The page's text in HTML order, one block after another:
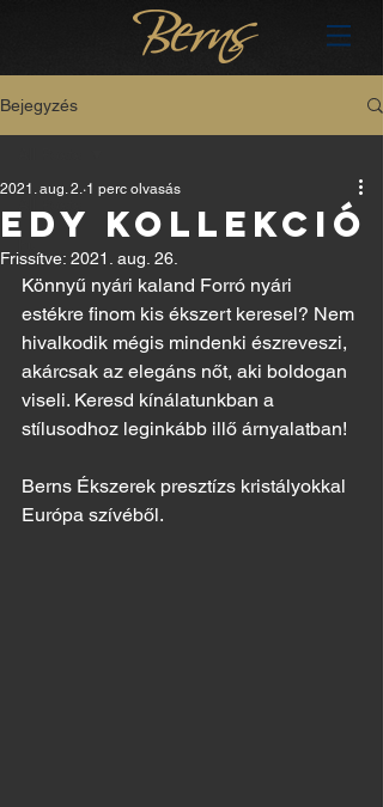
Bejegyzés
EDY KOLLEKCIÓ
2021. aug. 2. 1 perc olvasás
Frissítve: 2021. aug. 26.
Könnyű nyári kaland Forró nyári
estékre finom kis ékszert keresel? Nem
hivalkodik mégis mindenki észreveszi,
akárcsak az elegáns nőt, aki boldogan
viseli. Keresd kínálatunkban a
stílusodhoz leginkább illő árnyalatban!
Berns Ékszerek presztízs kristályokkal
Európa szívéből.